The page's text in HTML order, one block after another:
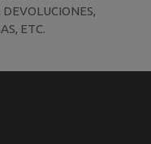
DEVOLUCIONES,
ETC.